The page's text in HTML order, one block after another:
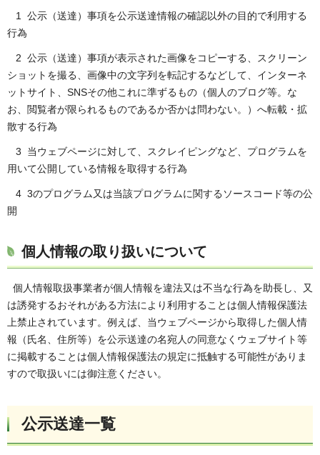
1 公示（送達）事項を公示送達情報の確認以外の目的で利用する
行為
2 公示（送達）事項が表示された画像をコピーする、スクリーン
ショットを撮る、画像中の文字列を転記するなどして、インターネ
ットサイト、SNSその他これに準ずるもの（個人のブログ等。な
お、閲覧者が限られるものであるか否かは問わない。）へ転載・拡
散する行為
3 当ウェブページに対して、スクレイピングなど、プログラムを
用いて公開している情報を取得する行為
4 3のプログラム又は当該プログラムに関するソースコード等の公
開
個人情報の取り扱いについて
個人情報取扱事業者が個人情報を違法又は不当な行為を助⾧し、又
は誘発するおそれがある方法により利用することは個人情報保護法
上禁止されています。例えば、当ウェブページから取得した個人情
報（氏名、住所等）を公示送達の名宛人の同意なくウェブサイト等
に掲載することは個人情報保護法の規定に抵触する可能性がありま
すので取扱いには御注意ください。
公示送達一覧